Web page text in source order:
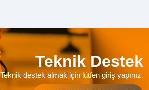
Teknik Destek
Teknik destek almak için lütfen giriş yapınız.